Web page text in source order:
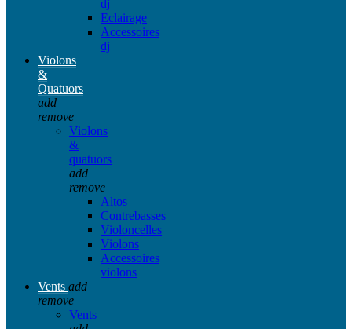
dj
Eclairage
Accessoires
dj
Violons
&
Quatuors
add
remove
Violons
&
quatuors
add
remove
Altos
Contrebasses
Violoncelles
Violons
Accessoires
violons
Vents add
remove
Vents